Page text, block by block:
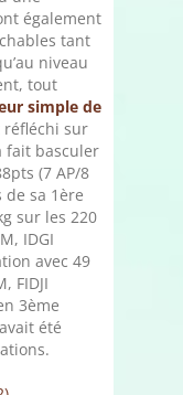
également
tant
niveau
tout
simple de
réfléchi sur
fait basculer
(7 AP/8
de sa 1ère
sur les 220
IDGI
avec 49
FIDJI
3ème
été